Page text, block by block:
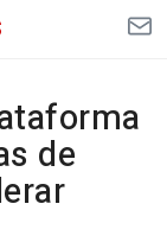
de